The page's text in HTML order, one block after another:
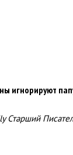
игнорируют
Старший